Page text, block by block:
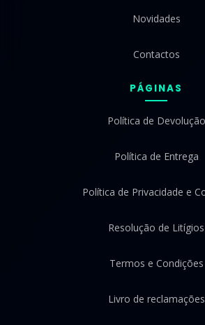
Novidades
Contactos
PÁGINAS
Política de Devolução
Política de Entrega
Política de Privacidade e
Resolução de Litígios
Termos e Condições
Livro de reclamações